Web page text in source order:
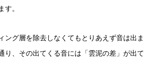
す。
ング層を除去しなくてもとりあえず音は出ま
り、その出てくる音には「雲泥の差」が出て